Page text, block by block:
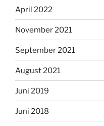
April 2022
November 2021
September 2021
August 2021
Juni 2019
Juni 2018